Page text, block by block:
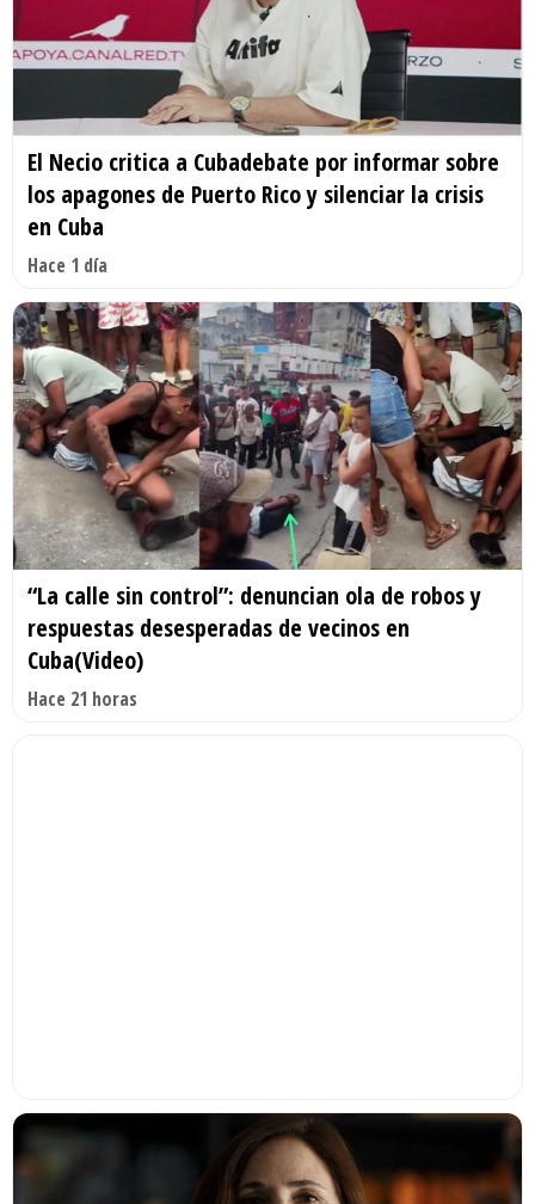
El Necio critica a Cubadebate por informar sobre
los apagones de Puerto Rico y silenciar la crisis
en Cuba
Hace 1 día
“La calle sin control”: denuncian ola de robos y
respuestas desesperadas de vecinos en
Cuba(Video)
Hace 21 horas